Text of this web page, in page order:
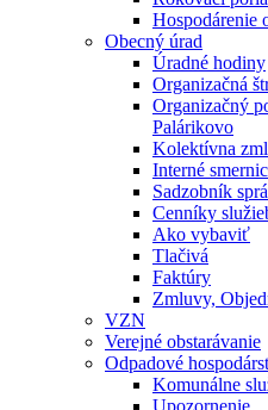
Hospodárenie
Obecný úrad
Úradné hodiny
Organizačná
Organizačný
Palárikovo
Kolektívna
Interné
Sadzobník
Cenníky
Ako vybaviť
Tlačivá
Faktúry
Zmluvy,
VZN
Verejné obstarávanie
Odpadové
Komunálne
Upozornenie